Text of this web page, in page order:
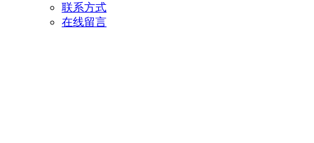
联系方式
在线留言